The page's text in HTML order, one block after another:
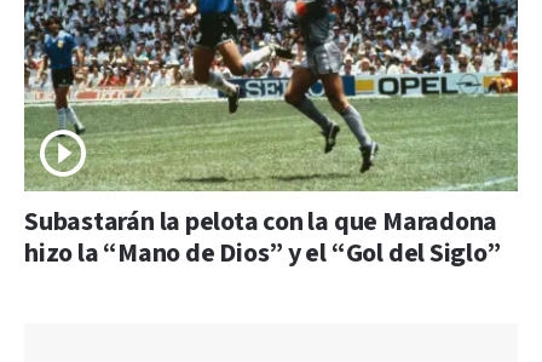
Subastarán la pelota con la que Maradona
hizo la “Mano de Dios” y el “Gol del Siglo”